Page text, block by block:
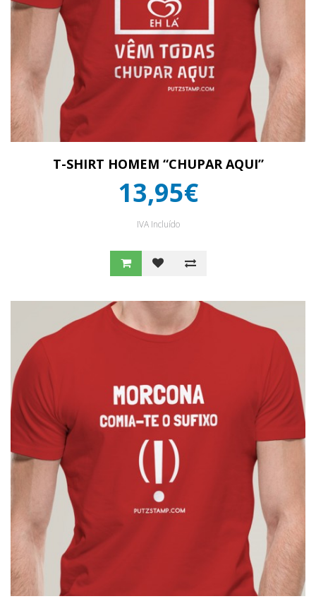
T-SHIRT HOMEM “CHUPAR AQUI”
13,95€
IVA Incluído